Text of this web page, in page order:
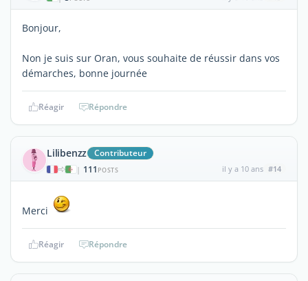
Bonjour,
Non je suis sur Oran, vous souhaite de réussir dans vos
démarches, bonne journée
Réagir Répondre
Lilibenzz Contributeur
| 111 POSTS il y a 10 ans #14
Merci
Réagir Répondre